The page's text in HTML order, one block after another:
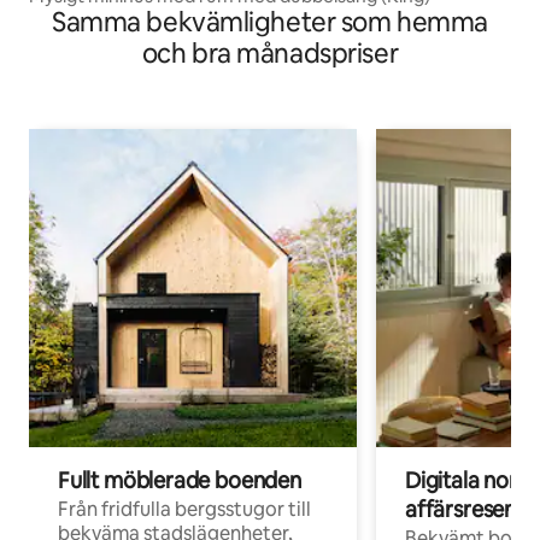
Samma bekvämligheter som hemma
och bra månadspriser
Fullt möblerade boenden
Från fridfulla bergsstugor till
bekväma stadslägenheter,
Digitala